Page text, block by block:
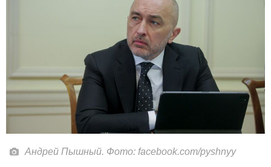
Андрей Пышный. Фото: facebook.com/pyshnyy